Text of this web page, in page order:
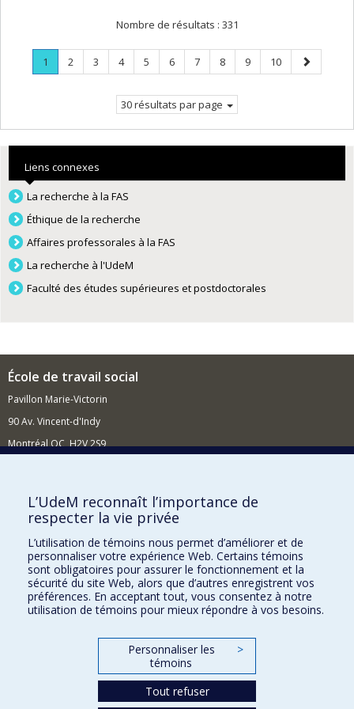
Nombre de résultats : 331
Page
1
Page
Page
2 Page
3 Page
4 Page
5 Page
6 Page
7 Page
8 Page
9 Page
10
Page
suivante
30 résultats par page
Liens connexes
La recherche à la FAS
Éthique de la recherche
Affaires professorales à la FAS
La recherche à l'UdeM
Faculté des études supérieures et postdoctorales
École de travail social
Pavillon Marie-Victorin
90 Av. Vincent-d'Indy
Montréal QC H2V 2S9
Comment soutenir l'École?
BESOIN D'AIDE?
Plan du site
Signaler une erreur
Accessibilité
FACULTÉ DES ARTS ET DES SCIENCES
Nos départements et écoles
L’UdeM reconnaît l’importance de
respecter la vie privée
L’utilisation de témoins nous permet d’améliorer et de
personnaliser votre expérience Web. Certains témoins
sont obligatoires pour assurer le fonctionnement et la
sécurité du site Web, alors que d’autres enregistrent vos
préférences. En acceptant tout, vous consentez à notre
utilisation de témoins pour mieux répondre à vos besoins.
Personnaliser les
témoins
>
Tout refuser